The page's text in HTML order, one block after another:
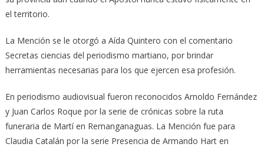
el territorio.
La Mención se le otorgó a Aída Quintero con el comentario
Secretas ciencias del periodismo martiano, por brindar
herramientas necesarias para los que ejercen esa profesión.
En periodismo audiovisual fueron reconocidos Arnoldo Fernández
y Juan Carlos Roque por la serie de crónicas sobre la ruta
funeraria de Martí en Remanganaguas. La Mención fue para
Claudia Catalán por la serie Presencia de Armando Hart en